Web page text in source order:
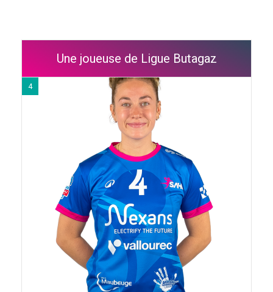
Une joueuse de Ligue Butagaz
4